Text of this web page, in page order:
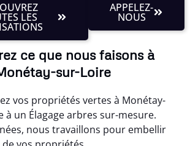
LES
APPELEZ-
NOUS
ce que nous faisons à
sur-Loire
vos propriétés vertes à Monétay-
à un Élagage arbres sur-mesure.
nous travaillons pour embellir